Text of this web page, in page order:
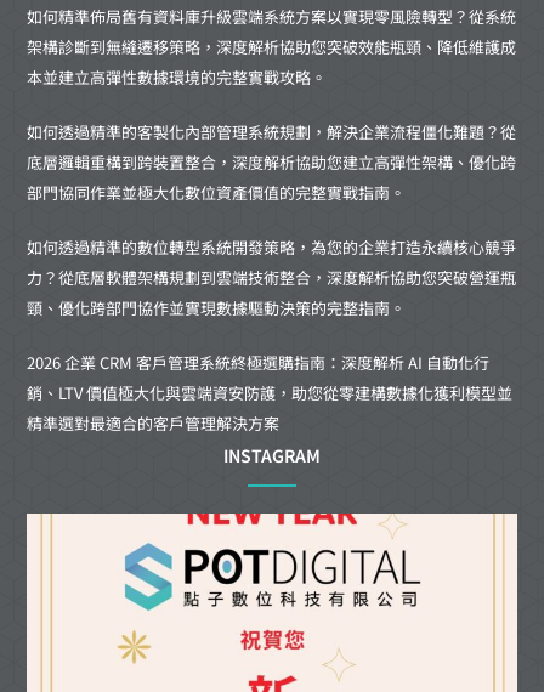
如何精準佈局舊有資料庫升級雲端系統方案以實現零風險轉型？從系統
架構診斷到無縫遷移策略，深度解析協助您突破效能瓶頸、降低維護成
本並建立高彈性數據環境的完整實戰攻略。
如何透過精準的客製化內部管理系統規劃，解決企業流程僵化難題？從
底層邏輯重構到跨裝置整合，深度解析協助您建立高彈性架構、優化跨
部門協同作業並極大化數位資產價值的完整實戰指南。
如何透過精準的數位轉型系統開發策略，為您的企業打造永續核心競爭
力？從底層軟體架構規劃到雲端技術整合，深度解析協助您突破營運瓶
頸、優化跨部門協作並實現數據驅動決策的完整指南。
2026 企業 CRM 客戶管理系統終極選購指南：深度解析 AI 自動化行
銷、LTV 價值極大化與雲端資安防護，助您從零建構數據化獲利模型並
精準選對最適合的客戶管理解決方案
INSTAGRAM